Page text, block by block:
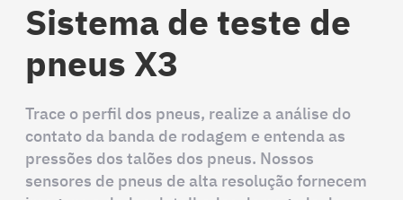
Sistema de teste de
pneus X3
Trace o perfil dos pneus, realize a análise do
contato da banda de rodagem e entenda as
pressões dos talões dos pneus. Nossos
sensores de pneus de alta resolução fornecem